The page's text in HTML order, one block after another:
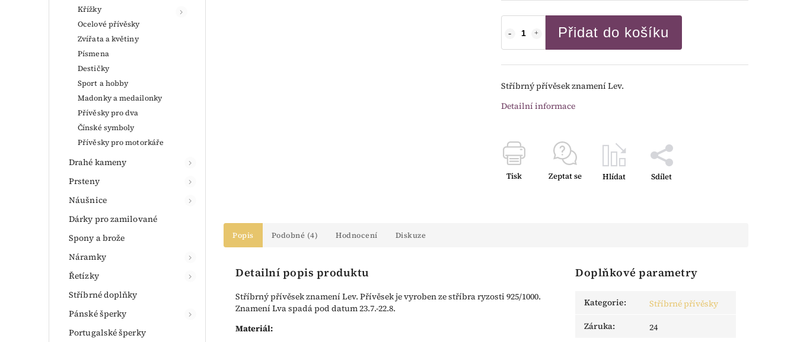
Křížky
Ocelové přívěsky
Zvířata a květiny
Písmena
Destičky
Sport a hobby
Madonky a medailonky
Přívěsky pro dva
Čínské symboly
Přívěsky pro motorkáře
Drahé kameny
Prsteny
Náušnice
Dárky pro zamilované
Spony a brože
Náramky
Řetízky
Stříbrné doplňky
Pánské šperky
Portugalské šperky
Přidat do košíku
Stříbrný přívěsek znamení Lev.
Detailní informace
Tisk Zeptat se Hlídat Sdílet
Popis Podobné (4) Hodnocení Diskuze
Detailní popis produktu
Stříbrný přívěsek znamení Lev. Přívěsek je vyroben ze stříbra ryzosti 925/1000.
Znamení Lva spadá pod datum 23.7.-22.8.
Materiál:
Doplňkové parametry
Kategorie:
Stříbrné přívěsky
Záruka: 24